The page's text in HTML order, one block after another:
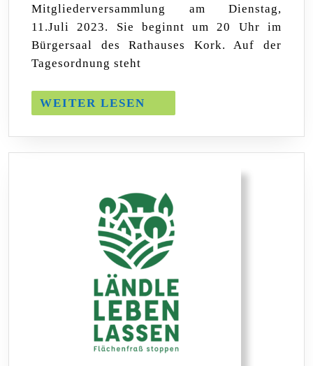
Mitgliederversammlung am Dienstag,
11.Juli 2023. Sie beginnt um 20 Uhr im
Bürgersaal des Rathauses Kork. Auf der
Tagesordnung steht
WEITER LESEN